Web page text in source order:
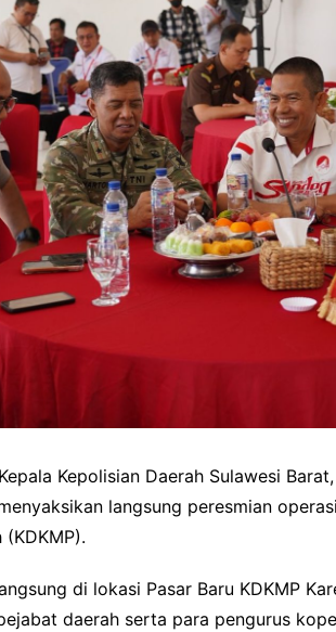
Kepolisian Daerah Sulawesi
langsung peresmian
di lokasi Pasar Baru KDKMP
daerah serta para pengurus